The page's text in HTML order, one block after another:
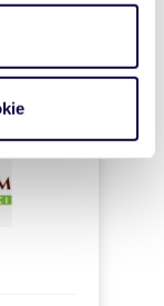
treści
i
partnerom
innymi danymi